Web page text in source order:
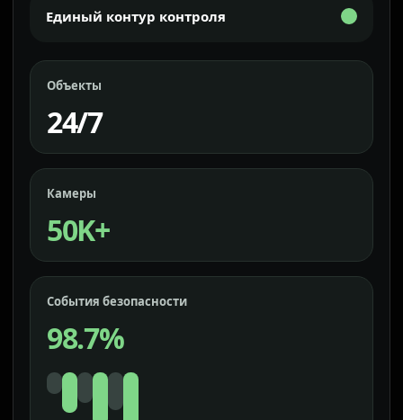
Единый контур контроля
Объекты
24/7
Камеры
50K+
События безопасности
98.7%